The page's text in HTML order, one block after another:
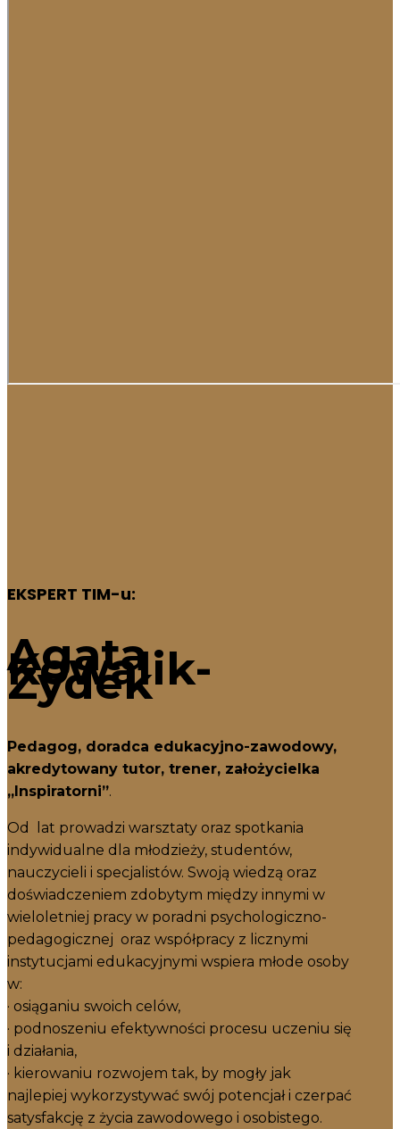
EKSPERT TIM-u:
Agata
Kowalik-
Zydek
Pedagog, doradca edukacyjno-zawodowy,
akredytowany tutor, trener, założycielka
„Inspiratorni”.
Od lat prowadzi warsztaty oraz spotkania
indywidualne dla młodzieży, studentów,
nauczycieli i specjalistów. Swoją wiedzą oraz
doświadczeniem zdobytym między innymi w
wieloletniej pracy w poradni psychologiczno-
pedagogicznej oraz współpracy z licznymi
instytucjami edukacyjnymi wspiera młode osoby
w:
· osiąganiu swoich celów,
· podnoszeniu efektywności procesu uczeniu się
i działania,
· kierowaniu rozwojem tak, by mogły jak
najlepiej wykorzystywać swój potencjał i czerpać
satysfakcję z życia zawodowego i osobistego.